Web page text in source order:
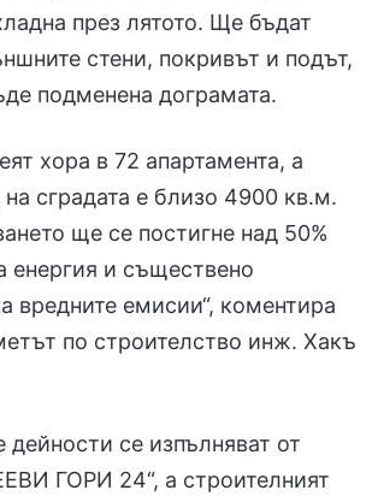
през лятото. Ще бъдат
стени, покривът и подът,
подменена дограмата.
хора в 72 апартамента, а
сградата е близо 4900 кв.м.
ще се постигне над 50%
енергия и съществено
вредните емисии“, коментира
по строителство инж. Хакъ
дейности се изпълняват от
ГОРИ 24“, а строителният